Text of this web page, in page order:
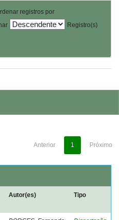
registros por
Registro(s)
Anterior 1 Próximo
Autor(es) Tipo